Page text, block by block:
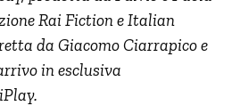
Rai Fiction e Italian
da Giacomo Ciarrapico e
in esclusiva